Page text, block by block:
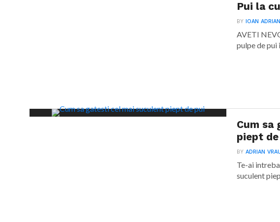
Pui la
BY IOAN ADRIAN
AVETI
pulpe de pui
Cum sa
piept
BYADRIAN
Te-ai
suculent